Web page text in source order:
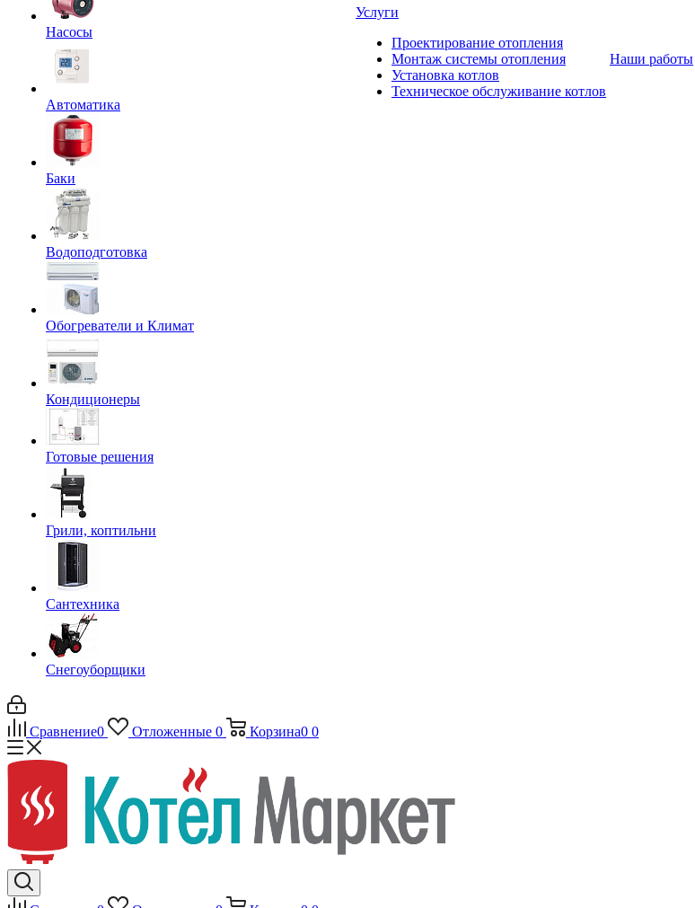
Насосы
Автоматика
Баки
Водоподготовка
Обогреватели и Климат
Кондиционеры
Готовые решения
Грили, коптильни
Сантехника
Снегоуборщики
Услуги
Проектирование отопления
Монтаж системы отопления
Установка котлов
Техническое обслуживание котлов
Наши работы
Сравнение0 Отложенные 0 Корзина0 0